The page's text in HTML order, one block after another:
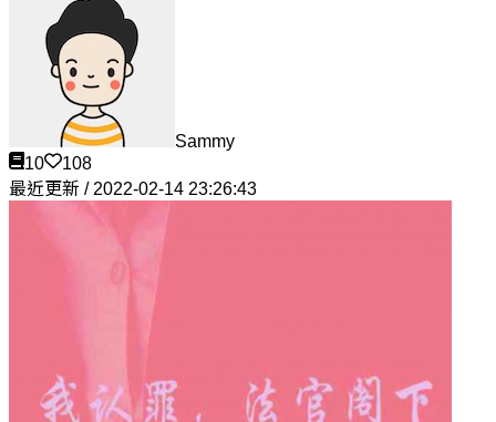
Sammy
10
108
最近更新 / 2022-02-14 23:26:43